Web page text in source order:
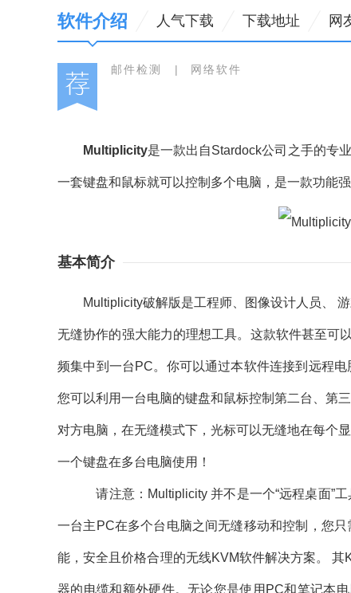
软件介绍 人气下载 下载地址 网
邮件检测 | 网络软件
Multiplicity是一款出自Stardock公司之手的专
一套键盘和鼠标就可以控制多个电脑，是一款功能强
基本简介
Multiplicity破解版是工程师、图像设计人员、 游
无缝协作的强大能力的理想工具。这款软件甚至可
频集中到一台PC。你可以通过本软件连接到远程
您可以利用一台电脑的键盘和鼠标控制第二台、第
对方电脑，在无缝模式下，光标可以无缝地在每个
一个键盘在多台电脑使用！
请注意：Multiplicity 并不是一个“远程桌面”工
一台主PC在多个台电脑之间无缝移动和控制，您
能，安全且价格合理的无线KVM软件解决方案。
器的电缆和额外硬件。无论您是使用PC和笔记本